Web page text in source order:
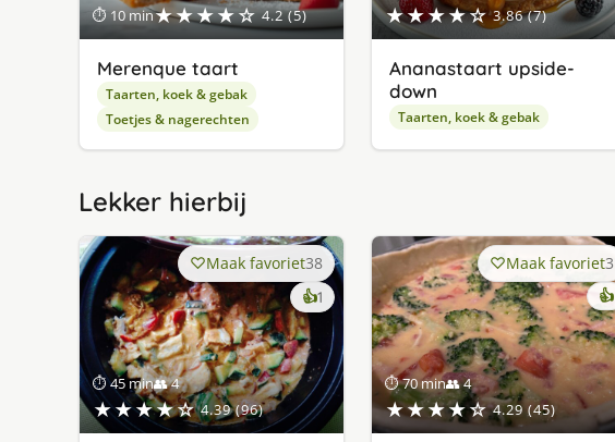
⏱ 10 min★★★★☆ 4.2 (5)
Merenque taart
Taarten, koek & gebak
Toetjes & nagerechten
★★★★☆ 3.86 (7)
Ananastaart upside-
down
Taarten, koek & gebak
Lekker hierbij
⏱ 45 min👥 4
★★★★☆ 4.39 (96)
Maak favoriet38
👍1keer
lekker
gevonden
⏱ 70 min👥 4
★★★★☆ 4.29 (45)
Maak favoriet3
👍